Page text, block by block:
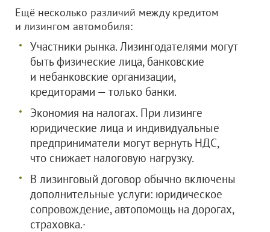
Ещё несколько различий между кредитом
и лизингом автомобиля:
Участники рынка. Лизингодателями могут
быть физические лица, банковские
и небанковские организации,
кредиторами — только банки.
Экономия на налогах. При лизинге
юридические лица и индивидуальные
предприниматели могут вернуть НДС,
что снижает налоговую нагрузку.
В лизинговый договор обычно включены
дополнительные услуги: юридическое
сопровождение, автопомощь на дорогах,
страховка.·